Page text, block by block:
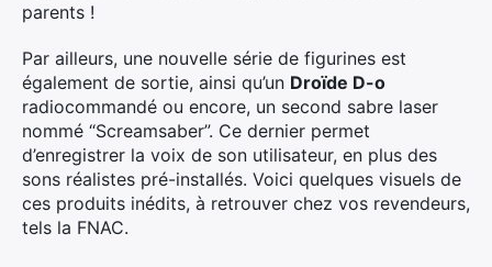
parents !
Par ailleurs, une nouvelle série de figurines est
également de sortie, ainsi qu’un Droïde D-o
radiocommandé ou encore, un second sabre laser
nommé “Screamsaber”. Ce dernier permet
d’enregistrer la voix de son utilisateur, en plus des
sons réalistes pré-installés. Voici quelques visuels de
ces produits inédits, à retrouver chez vos revendeurs,
tels la FNAC.